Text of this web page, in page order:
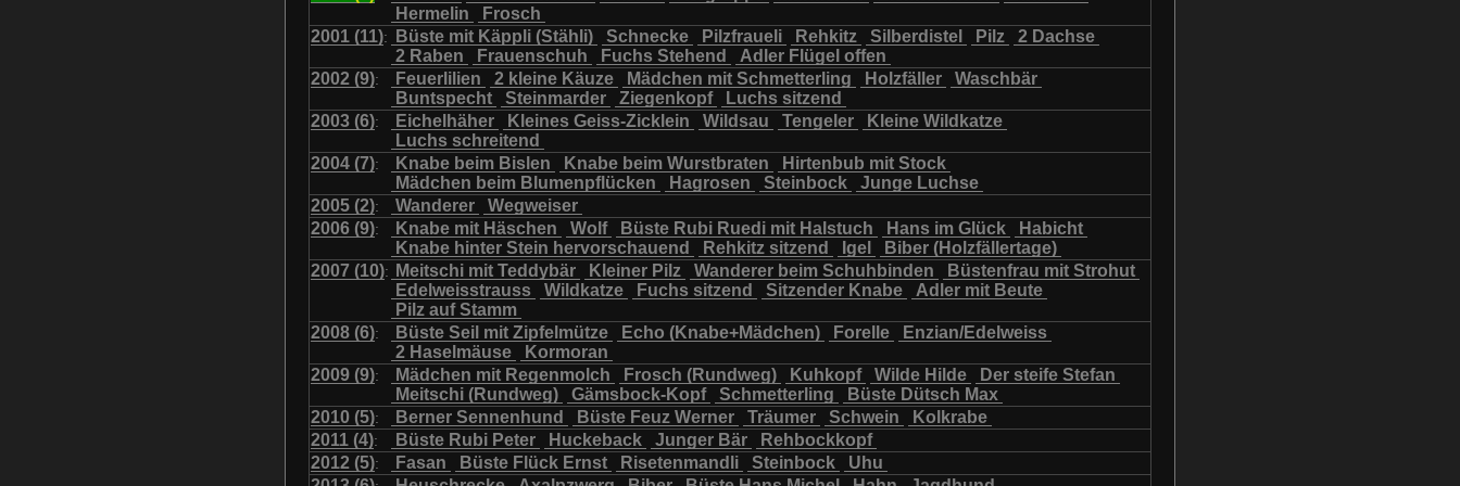
Uhu mit Jungen Waschbär
Hermelin
Frosch
2001 (11): Büste mit Käppli (Stähli) Schnecke Pilzfraueli Rehkitz Silberdistel Pilz
2 Dachse
2 Raben
Frauenschuh Fuchs Stehend
Adler Flügel offen
2002 (9): Feuerlilien 2 kleine Käuze Mädchen mit Schmetterling Holzfäller
Waschbär
Buntspecht
Steinmarder Ziegenkopf
Luchs sitzend
2003 (6): Eichelhäher Kleines Geiss-Zicklein Wildsau Tengeler
Kleine Wildkatze
Luchs schreitend
2004 (7): Knabe beim Bislen Knabe beim Wurstbraten
Hirtenbub mit Stock
Mädchen beim Blumenpflücken
Hagrosen Steinbock
Junge Luchse
2005 (2): Wanderer
Wegweiser
2006 (9): Knabe mit Häschen Wolf Büste Rubi Ruedi mit Halstuch Hans im Glück
Habicht
Knabe hinter Stein hervorschauend
Rehkitz sitzend Igel
Biber (Holzfällertage)
2007 (10): Meitschi mit Teddybär Kleiner Pilz Wanderer beim Schuhbinden
Büstenfrau mit Strohut
Edelweisstrauss
Wildkatze Fuchs sitzend Sitzender Knabe
Adler mit Beute
Pilz auf Stamm
2008 (6): Büste Seil mit Zipfelmütze Echo (Knabe+Mädchen) Forelle
Enzian/Edelweiss
2 Haselmäuse
Kormoran
2009 (9): Mädchen mit Regenmolch Frosch (Rundweg) Kuhkopf Wilde Hilde
Der steife Stefan
Meitschi (Rundweg)
Gämsbock-Kopf Schmetterling
Büste Dütsch Max
2010 (5): Berner Sennenhund Büste Feuz Werner Träumer Schwein
Kolkrabe
2011 (4): Büste Rubi Peter Huckeback Junger Bär
Rehbockkopf
2012 (5): Fasan Büste Flück Ernst Risetenmandli Steinbock
Uhu